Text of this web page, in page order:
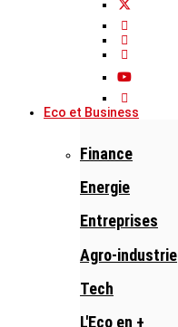
Eco et Business
Finance
Energie
Entreprises
Agro-industrie
Tech
L'Eco en +